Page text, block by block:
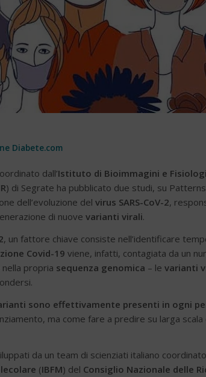
Diabete.com
dall’Istituto di Bioimmagini e
) di Segrate ha pubblicato due studi, su
dell’evoluzione del virus SARS-CoV-2,
di nuove varianti virali.
, un fattore chiave consiste nell’identificare
Covid-19 viene, infatti, contagiata da un
propria sequenza genomica – le varianti
sono effettivamente presenti in ogni
ma come fare a predire su larga scala
da un team di scienziati italiano
(IBFM) del Consiglio Nazionale delle